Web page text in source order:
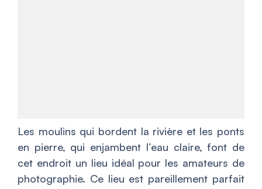
Les moulins qui bordent la rivière et les ponts
en pierre, qui enjambent l’eau claire, font de
cet endroit un lieu idéal pour les amateurs de
photographie. Ce lieu est pareillement parfait